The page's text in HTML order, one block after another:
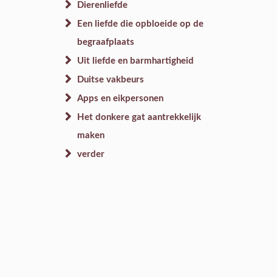
Dierenliefde
Een liefde die opbloeide op de
begraafplaats
Uit liefde en barmhartigheid
Duitse vakbeurs
Apps en eikpersonen
Het donkere gat aantrekkelijk
maken
verder